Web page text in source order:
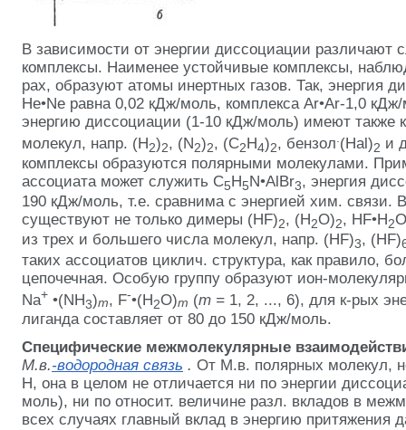
В зависимости от энергии диссоциации различают
комплексы. Наименее устойчивые комплексы,
рах, образуют атомы инертных газов. Так, энергия
Не•Ne равна 0,02 кДж/моль, комплекса Аr•Аr-1,0
энергию диссоциации (1-10 кДж/моль) имеют также
молекул, напр. (Н2)2, (N2)2, (С2Н4)2, бензол (Наl)2 и
комплексы образуются полярными молекулами.
ассоциата может служить C5H5N•AlBr3, энергия
190 кДж/моль, т.е. сравнима с энергией хим. связи.
существуют не только димеры (HF)2, (H2O)2, HF•H2
из трех и большего числа молекул, напр. (HF)3, (HF)
таких ассоциатов циклич. структура, как правило,
цепочечная. Особую группу образуют ион-
Na+ •(NH3)m, F-•(H2O)m (m = 1, 2, ..., 6), для к-рых
лиганда составляет от 80 до 150 кДж/моль.
Специфические межмолекулярные
М.в.-водородная связь . От М.в. полярных молекул,
Н, она в целом не отличается ни по энергии
моль), ни по относит. величине разл. вкладов в
всех случаях главный вклад в энергию притяжения